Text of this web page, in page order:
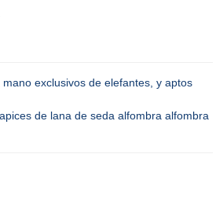
mano exclusivos de elefantes, y aptos
de lana de seda alfombra alfombra